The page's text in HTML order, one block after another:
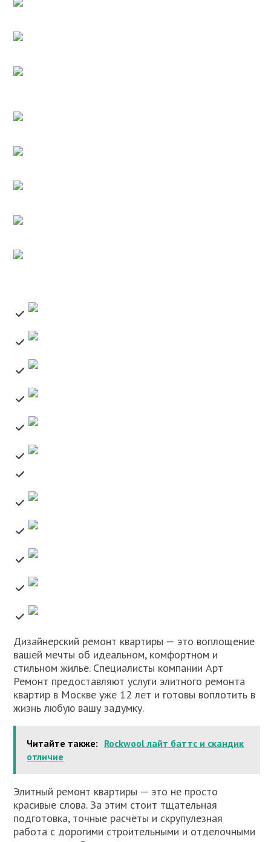
​Дизайнерский ремонт квартиры — это воплощение
вашей мечты об идеальном, комфортном и
стильном жилье. Специалисты компании Арт
Ремонт предоставляют услуги элитного ремонта
квартир в Москве уже 12 лет и готовы воплотить в
жизнь любую вашу задумку.
Читайте также: Rockwool лайт баттс и скандик
отличие
Элитный ремонт квартиры — это не просто
красивые слова. За этим стоит тщательная
подготовка, точные расчёты и скрупулезная
работа с дорогими строительными и отделочными